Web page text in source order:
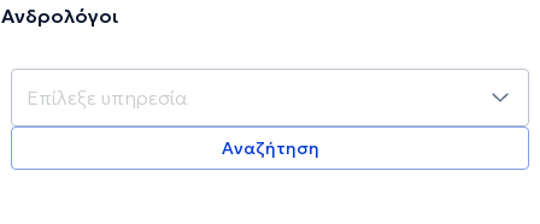
Ανδρολόγοι
Αναζήτηση